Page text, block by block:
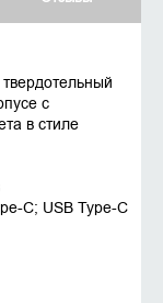
с
в стиле
C; USB Type-C